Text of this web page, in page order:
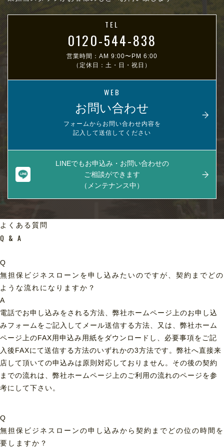
TEL
0120-544-838
営業時間：AM 9:00〜PM 6:00
（定休日：土・日・祝日）
WEB
お問い合わせ
フォームからお問い合わせ内容を
記入して送信してください
LINEでもお申込み・お問い合わせの
ご相談ができます
（メンテナンス中）
よくある質問
Q & A
Q
無担保ビジネスローンを申し込みたいのですが、契約までどの
ような流れになりますか？
A
電話でお申し込みをされる方法、弊社ホームページ上のお申し込
みフォームをご記入してメール送信する方法、又は、弊社ホーム
ページ上のFAX用申込み用紙をダウンロードし、必要事項をご記
入後FAXにて送信する方法のいずれかの3方法です。弊社へ直接来
店して頂いての申込みは原則対応しておりません。その後の契約
までの流れは、弊社ホームページ上のご利用の流れのページを参
考にして下さい。
Q
無担保ビジネスローンの申し込みから契約までどの位の時間を
要しますか？